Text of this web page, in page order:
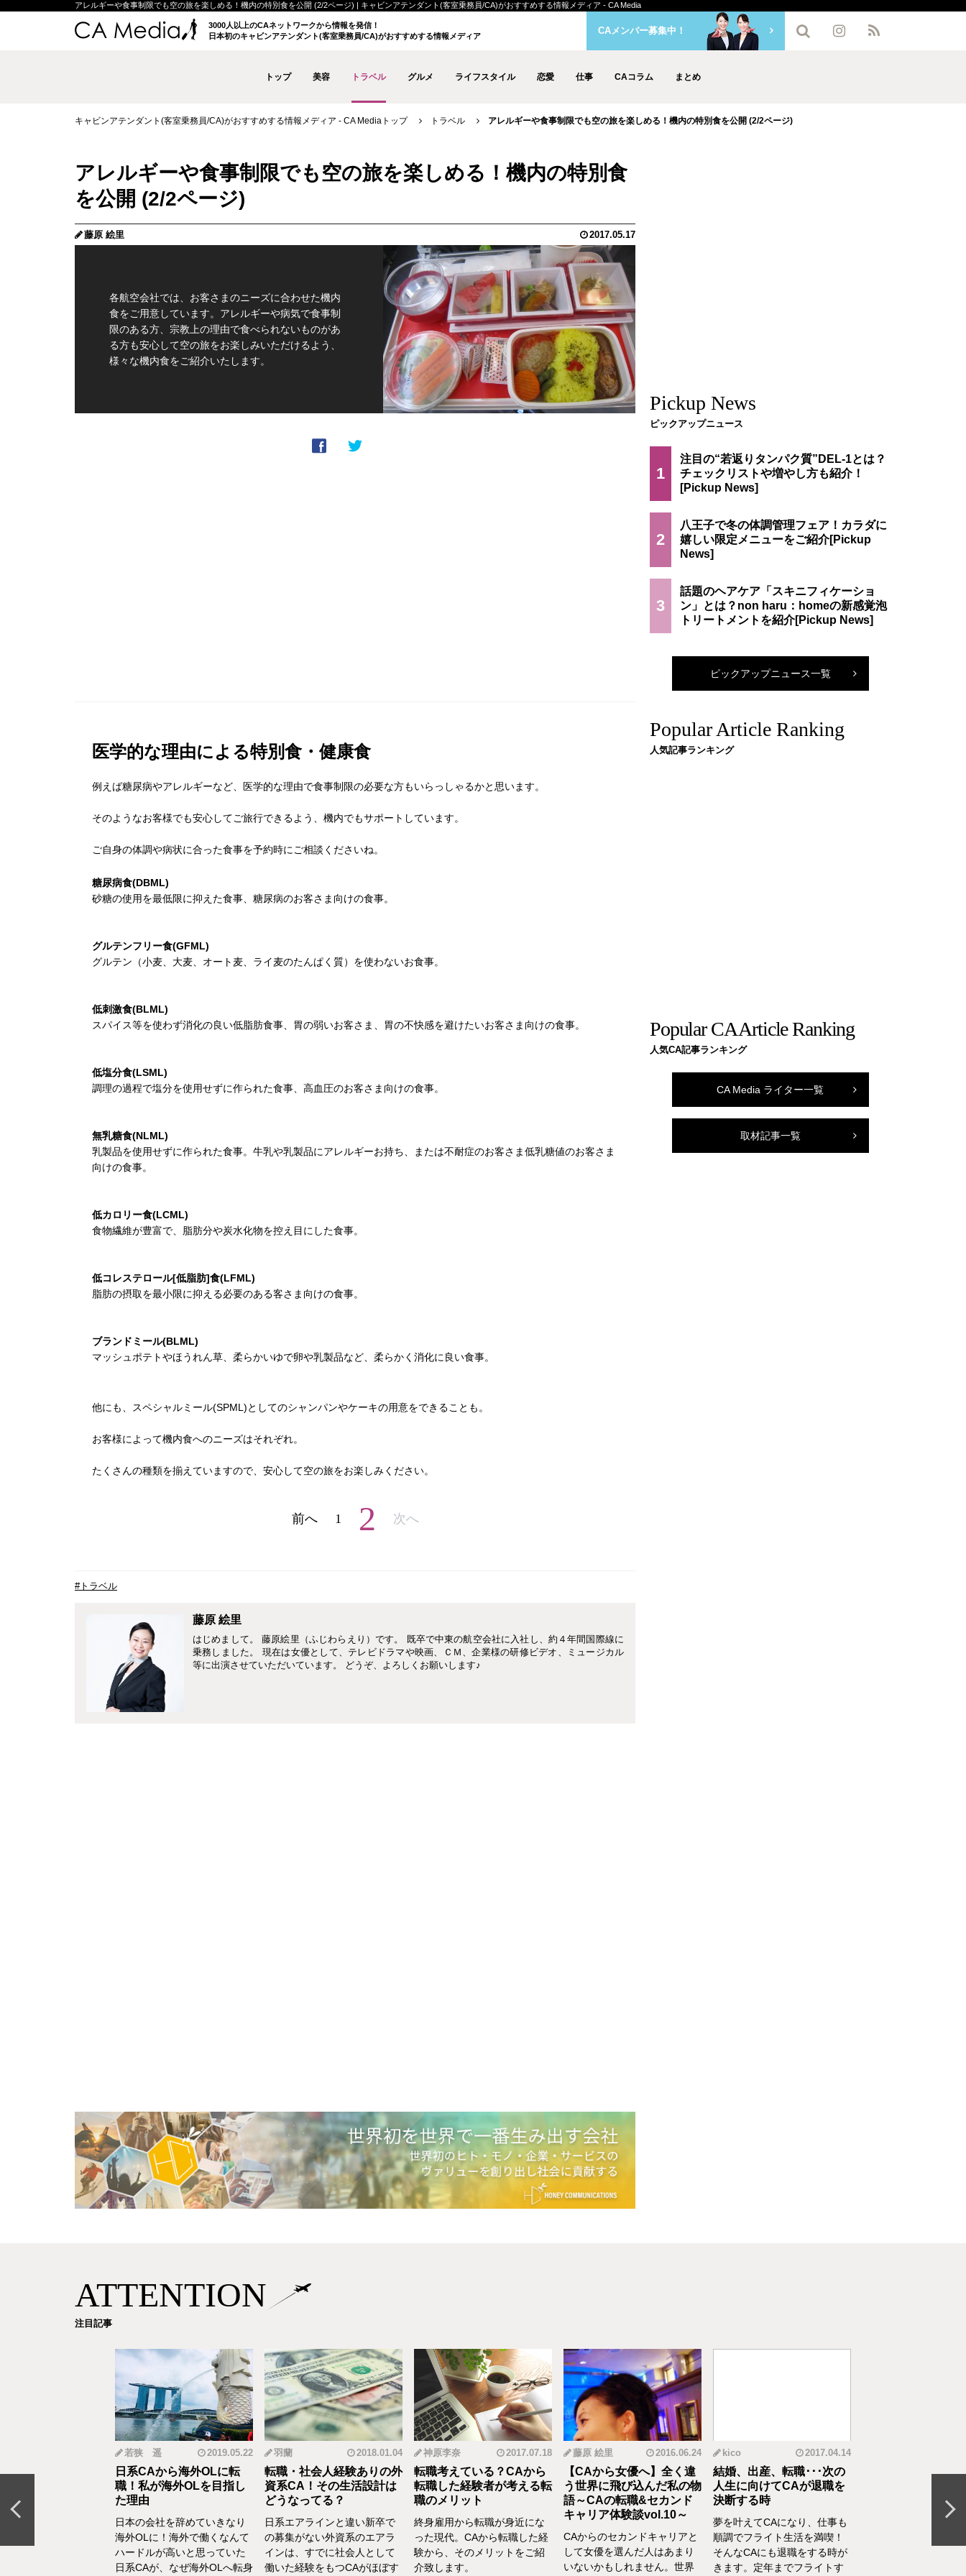
アレルギーや食事制限でも空の旅を楽しめる！機内の特別食を公開 (2/2ページ) | キャビンアテンダント(客室乗務員/CA)がおすすめする情報メディア - CA Media
3000人以上のCAネットワークから情報を発信！
日本初のキャビンアテンダント(客室乗務員/CA)がおすすめする情報メディア
トップ 美容 トラベル グルメ ライフスタイル 恋愛 仕事 CAコラム まとめ
CAメンバー募集中！
キャビンアテンダント(客室乗務員/CA)がおすすめする情報メディア - CA Mediaトップ トラベル アレルギーや食事制限でも空の旅を楽しめる！機内の特別食を公開 (2/2ページ)
アレルギーや食事制限でも空の旅を楽しめる！機内の特別食
を公開 (2/2ページ)
藤原 絵里 2017.05.17
各航空会社では、お客さまのニーズに合わせた機内
食をご用意しています。アレルギーや病気で食事制
限のある方、宗教上の理由で食べられないものがあ
る方も安心して空の旅をお楽しみいただけるよう、
様々な機内食をご紹介いたします。
医学的な理由による特別食・健康食
例えば糖尿病やアレルギーなど、医学的な理由で食事制限の必要な方もいらっしゃるかと思います。
そのようなお客様でも安心してご旅行できるよう、機内でもサポートしています。
ご自身の体調や病状に合った食事を予約時にご相談くださいね。
糖尿病食(DBML)
砂糖の使用を最低限に抑えた食事、糖尿病のお客さま向けの食事。
グルテンフリー食(GFML)
グルテン（小麦、大麦、オート麦、ライ麦のたんぱく質）を使わないお食事。
低刺激食(BLML)
スパイス等を使わず消化の良い低脂肪食事、胃の弱いお客さま、胃の不快感を避けたいお客さま向けの食事。
低塩分食(LSML)
調理の過程で塩分を使用せずに作られた食事、高血圧のお客さま向けの食事。
無乳糖食(NLML)
乳製品を使用せずに作られた食事。牛乳や乳製品にアレルギーお持ち、または不耐症のお客さま低乳糖値のお客さま
向けの食事。
低カロリー食(LCML)
食物繊維が豊富で、脂肪分や炭水化物を控え目にした食事。
低コレステロール[低脂肪]食(LFML)
脂肪の摂取を最小限に抑える必要のある客さま向けの食事。
ブランドミール(BLML)
マッシュポテトやほうれん草、柔らかいゆで卵や乳製品など、柔らかく消化に良い食事。
他にも、スペシャルミール(SPML)としてのシャンパンやケーキの用意をできることも。
お客様によって機内食へのニーズはそれぞれ。
たくさんの種類を揃えていますので、安心して空の旅をお楽しみください。
前へ 1 2 次へ
#トラベル
藤原 絵里
はじめまして。 藤原絵里（ふじわらえり）です。 既卒で中東の航空会社に入社し、約４年間国際線に
乗務しました。 現在は女優として、テレビドラマや映画、ＣＭ、企業様の研修ビデオ、ミュージカル
等に出演させていただいています。 どうぞ、よろしくお願いします♪
Pickup News
ピックアップニュース
1
注目の“若返りタンパク質”DEL-1とは？
チェックリストや増やし方も紹介！
2
八王子で冬の体調管理フェア！カラダに
嬉しい限定メニューをご紹介
3
話題のヘアケア「スキニフィケーショ
ン」とは？non haru：homeの新感覚泡
トリートメントを紹介
ピックアップニュース一覧
Popular Article Ranking
人気記事ランキング
Popular CA Article Ranking
人気CA記事ランキング
CA Media ライター一覧
取材記事一覧
ATTENTION
注目記事
ら野菜ソムリエ
の転職＆セカン
ア体験談vol.13～
若狭 遥 2019.05.22
日系CAから海外OLに転
職！私が海外OLを目指し
た理由
日本の会社を辞めていきなり
海外OLに！海外で働くなんて
ハードルが高いと思っていた
日系CAが、なぜ海外OLへ転身
羽蘭 2018.01.04
転職・社会人経験ありの外
資系CA！その生活設計は
どうなってる？
日系エアラインと違い新卒で
の募集がない外資系のエアラ
インは、すでに社会人として
働いた経験をもつCAがほぼす
神原李奈 2017.07.18
転職考えている？CAから
転職した経験者が考える転
職のメリット
終身雇用から転職が身近にな
った現代。CAから転職した経
験から、そのメリットをご紹
介致します。
藤原 絵里 2016.06.24
【CAから女優へ】全く違
う世界に飛び込んだ私の物
語～CAの転職&セカンド
キャリア体験談vol.10～
CAからのセカンドキャリアと
して女優を選んだ人はあまり
いないかもしれません。世界
kico 2017.04.14
結婚、出産、転職･･･次の
人生に向けてCAが退職を
決断する時
夢を叶えてCAになり、仕事も
順調でフライト生活を満喫！
そんなCAにも退職をする時が
きます。定年までフライトす
元CAの育児論！離
間を持ちたいをCA